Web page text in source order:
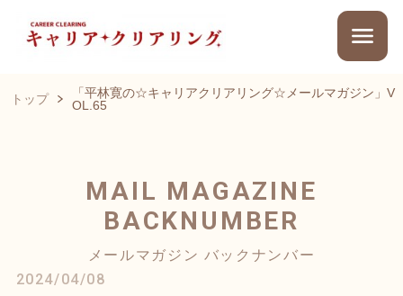
トップ
「平林寛の☆キャリアクリアリング☆メールマガジン」V
OL.65
MAIL MAGAZINE
BACKNUMBER
メールマガジン バックナンバー
2024/04/08